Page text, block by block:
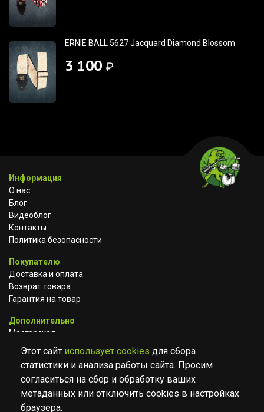
ERNIE BALL 5627 Jacquard Diamond Blossom
3 100 ₽
Информация
О нас
Блог
Видеоблог
Контакты
Политика безопасности
Покупателю
Доставка и оплата
Возврат товара
Гарантия на товар
Дополнительно
Мастерская
Сотрудничество
YOUTUBE
Этот сайт использует cookies для сбора
статистики и анализа работы сайта. Просим
согласиться на сбор и обработку ваших
метаданных или отключить cookies в настройках
браузера.